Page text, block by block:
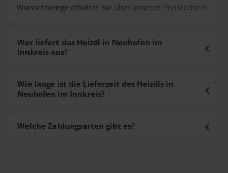
Wunschmenge erhalten Sie über unseren Preisrechner.
Wer liefert das Heizöl in Neuhofen im
Innkreis aus?
Wie lange ist die Lieferzeit des Heizöls in
Neuhofen im Innkreis?
Welche Zahlungsarten gibt es?